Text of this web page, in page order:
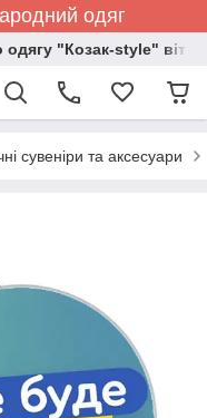
одяг
одягу "Козак-style"
сувеніри та аксесуари